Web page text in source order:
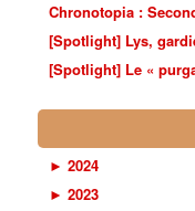
Chronotopia :
[Spotlight] Lys,
[Spotlight] Le «
► 2024
► 2023